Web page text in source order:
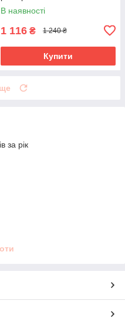
В наявності
1 116 ₴ 1 240 ₴
Купити
за рік